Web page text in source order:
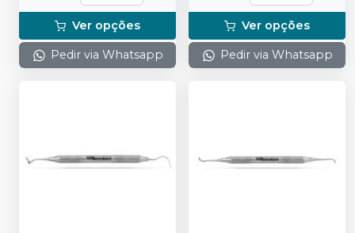
Ver opções
Pedir via Whatsapp
Ver opções
Pedir via Whatsapp